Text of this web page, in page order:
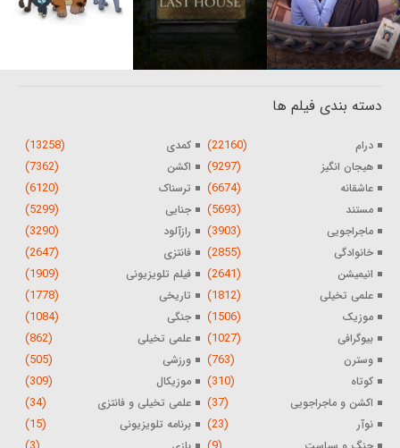
دسته بندی فیلم ها
درام (22160) کمدی (13258)
هیجان انگیز (9297) اکشن (7362)
عاشقانه (6674) ترسناک (6120)
مستند (5693) جنایی (5299)
ماجراجویی (3903) رازآلود (3290)
خانوادگی (2855) فانتزی (2647)
انیمیشن (2641) فیلم تلویزیونی (1909)
علمی تخیلی (1812) تاریخی (1778)
موزیک (1506) جنگی (1084)
بیوگرافی (1027) علمی تخیلی (862)
وسترن (763) ورزشی (505)
کوتاه (310) موزیکال (309)
اکشن و ماجراجویی (37) علمی تخیلی و فانتزی (34)
نوآر (23) برنامه تلویزیونی (15)